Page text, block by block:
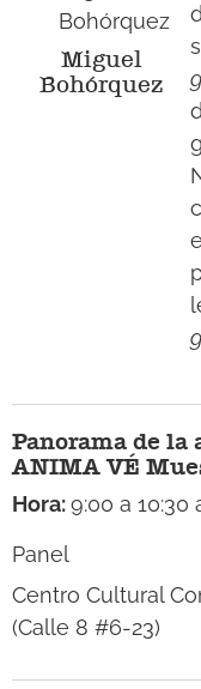
Miguel
Bohórquez
Panorama de la
ANIMA VÉ
Hora:9:00 a 10:30
Panel
Centro Cultural
(Calle 8 #6-23)